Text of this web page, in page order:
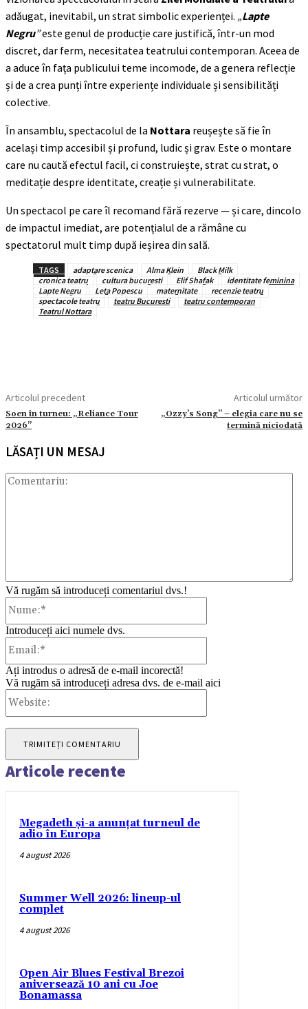
adăugat, inevitabil, un strat simbolic experienței. „Lapte
Negru”este genul de producție care justifică, într-un mod
discret, dar ferm, necesitatea teatrului contemporan. Aceea de
a aduce în fața publicului teme incomode, de a genera reflecție
și de a crea punți între experiențe individuale și sensibilități
colective.
În ansamblu, spectacolul de la Nottara reușește să fie în
același timp accesibil și profund, ludic și grav. Este o montare
care nu caută efectul facil, ci construiește, strat cu strat, o
meditație despre identitate, creație și vulnerabilitate.
Un spectacol pe care îl recomand fără rezerve — și care, dincolo
de impactul imediat, are potențialul de a rămâne cu
spectatorul mult timp după ieșirea din sală.
TAGS adaptare scenica Alma Klein
Black Milk
cronica teatru
cultura bucuresti Elif Shafak
identitate feminina
Lapte Negru
Leta Popescu maternitate
recenzie teatru
spectacole teatru
teatru Bucuresti
teatru contemporan
Teatrul Nottara
Articolul precedent
Soen în turneu: „Reliance Tour
2026”
Articolul următor
„Ozzy’s Song” – elegia care nu se
termină niciodată
LĂSAȚI UN MESAJ
Vă rugăm să introduceți comentariul dvs.!
Introduceți aici numele dvs.
Ați introdus o adresă de e-mail incorectă!
Vă rugăm să introduceți adresa dvs. de e-mail aici
Articole recente
Megadeth și-a anunțat turneul de
adio în Europa
4 august 2026
Summer Well 2026: lineup-ul
complet
4 august 2026
Open Air Blues Festival Brezoi
aniversează 10 ani cu Joe
Bonamassa